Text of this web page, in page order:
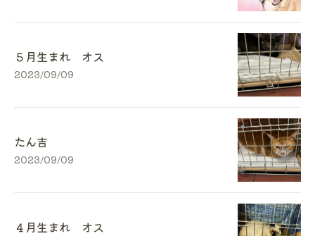
５月生まれ オス
2023/09/09
たん吉
2023/09/09
４月生まれ オス